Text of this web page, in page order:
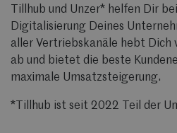
Tillhub und Unzer* helfen Dir
Digitalisierung Deines
aller Vertriebskanäle hebt Dich
ab und bietet die beste
maximale Umsatzsteigerung.
*Tillhub ist seit 2022 Teil der